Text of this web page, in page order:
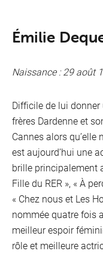
Émilie
Naissance : 29 août
Difficile de lui donner
frères Dardenne et
Cannes alors qu’elle
est aujourd’hui une
brille principalement
Fille du RER », « À
« Chez nous et Les
nommée quatre fois
meilleur espoir
rôle et meilleure